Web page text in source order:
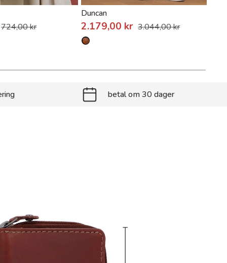
724,00 kr
Duncan
2.179,00 kr 3.044,00 kr
betal om 30 dager